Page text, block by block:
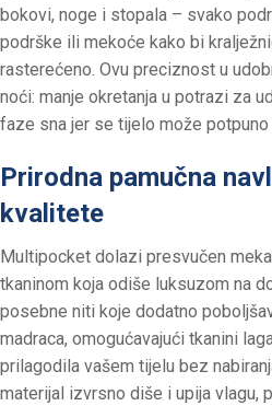
bokovi, noge i stopala – svako
podrške ili mekoće kako bi
rasterećeno. Ovu preciznost u
noći: manje okretanja u potrazi za
faze sna jer se tijelo može
Prirodna pamučna
kvalitete
Multipocket dolazi presvučen
tkaninom koja odiše luksuzom na
posebne niti koje dodatno
madraca, omogućavajući tkanini
prilagodila vašem tijelu bez
materijal izvrsno diše i upija vlagu,